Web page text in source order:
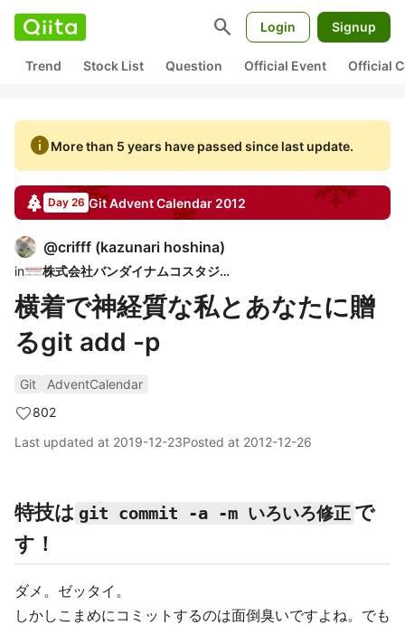
search Login Signup
Trend Stock List Question Official Event Official
infoMore than 5 years have passed since last update.
Day 26 GitAdvent Calendar 2012
@crifff (kazunari hoshina)
in 株式会社バンダイナムコスタジオ
横着で神経質な私とあなたに贈
るgit add -p
Git
AdventCalendar
802
Last updated at 2019-12-23Posted at 2012-12-26
特技は git commit -a -m いろいろ修正 で
す！
ダメ。ゼッタイ。
しかしこまめにコミットするのは面倒臭いですよね。でも